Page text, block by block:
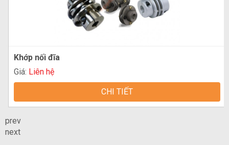
Khớp nối đĩa
Giá: Liên hệ
CHI TIẾT
prev
next